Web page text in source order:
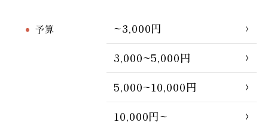
予算
~3,000円
3,000~5,000円
5,000~10,000円
10,000円~